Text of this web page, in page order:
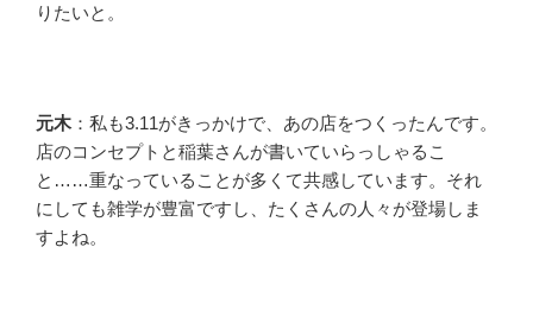
りたいと。
元木：私も3.11がきっかけで、あの店をつくったんです。
店のコンセプトと稲葉さんが書いていらっしゃるこ
と……重なっていることが多くて共感しています。それ
にしても雑学が豊富ですし、たくさんの人々が登場しま
すよね。